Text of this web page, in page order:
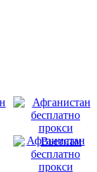
Афганистан